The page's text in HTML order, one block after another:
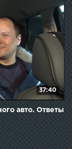
37:40
авто. Ответы